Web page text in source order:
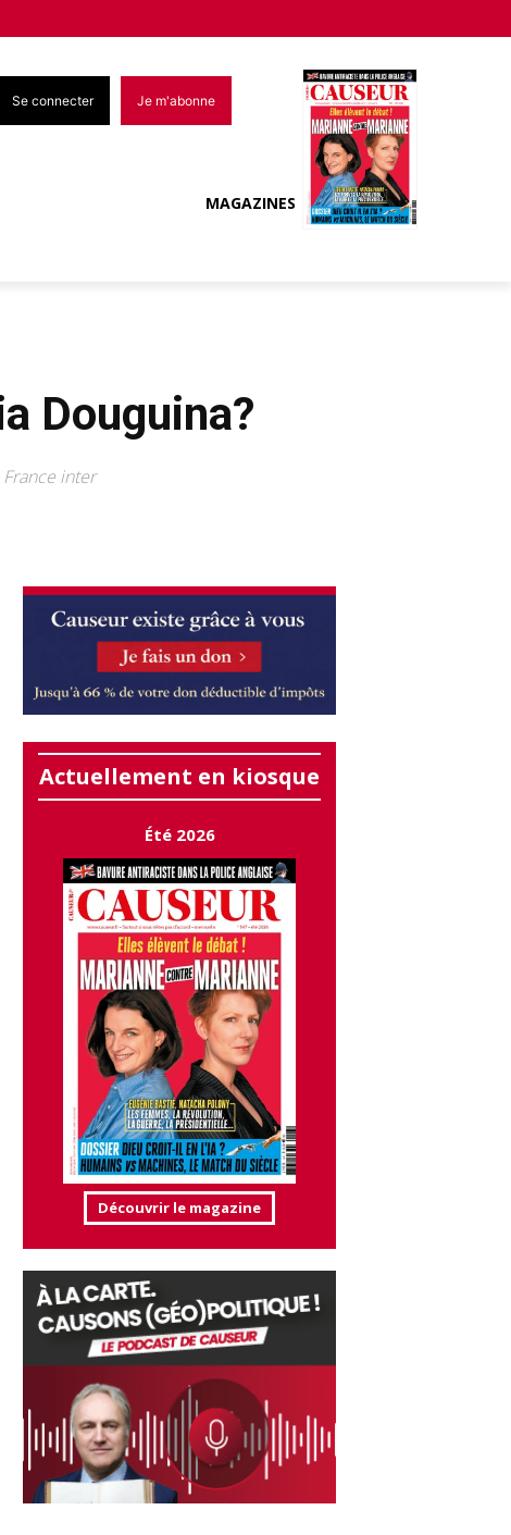
Se connecter Je m'abonne
MAGAZINES
Douguina?
France inter
Actuellement en kiosque
Été 2026
Découvrir le magazine